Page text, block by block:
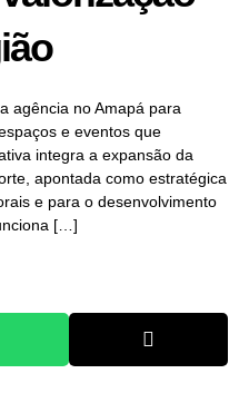
agência no Amapá para
e eventos que
integra a expansão da
apontada como estratégica
e para o desenvolvimento
[…]